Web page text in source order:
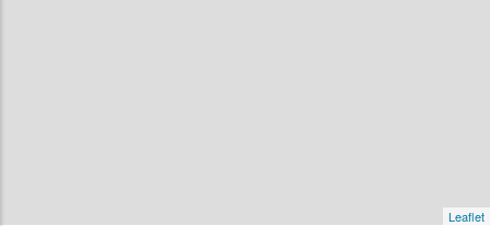
Leaflet